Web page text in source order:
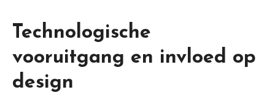
Technologische
vooruitgang en invloed op
design